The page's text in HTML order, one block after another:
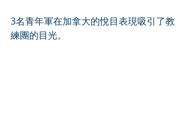
3名青年軍在加拿大的悅目表現吸引了教
練團的目光。